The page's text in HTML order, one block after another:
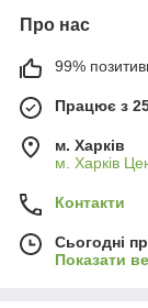
Про нас
99%
Працює з
м. Харків
м. Харків
Контакти
Сьогодні
Показати